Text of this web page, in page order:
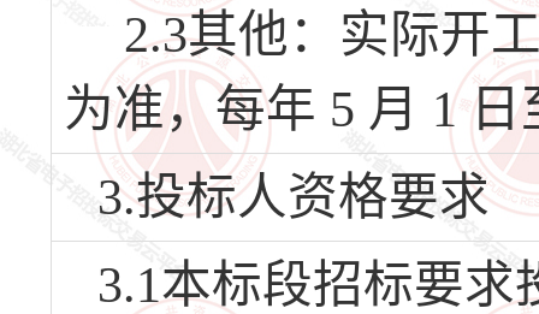
2.3其他：实际开
为准，每年 5 月 1
3.投标人资格要求
3.1本标段招标要